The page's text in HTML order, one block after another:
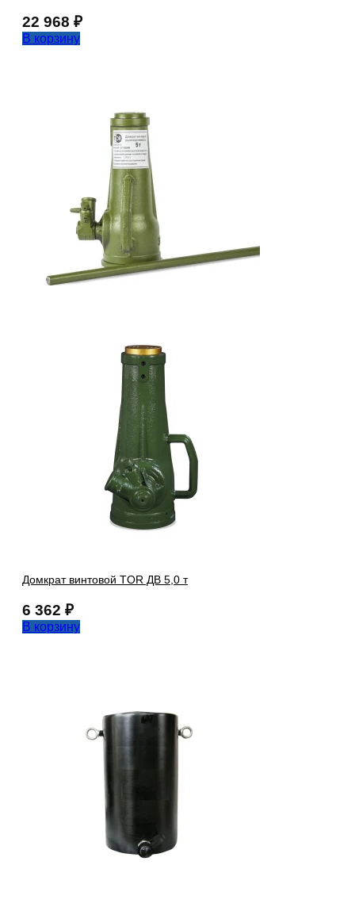
22 968 ₽
В корзину
Домкрат винтовой TOR ДВ 5,0 т
6 362 ₽
В корзину